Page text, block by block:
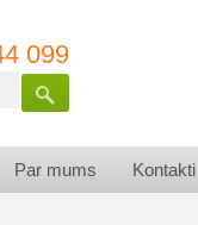
099
Par mums Kontakti